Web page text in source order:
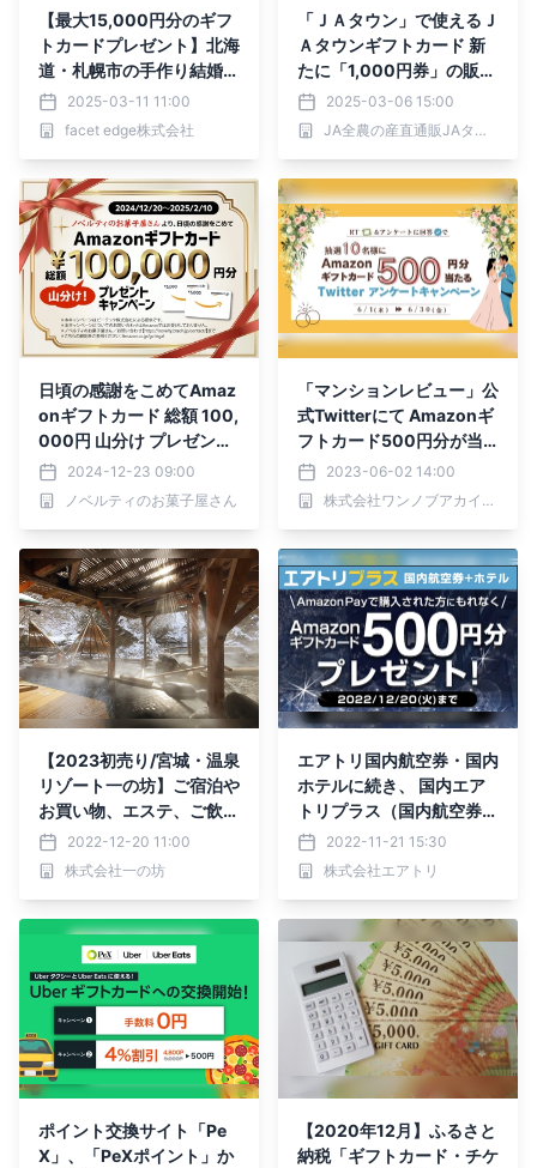
【最大15,000円分のギフ
トカードプレゼント】北海
道・札幌市の手作り結婚指
輪・婚約指輪・ペアリング
専門店の『工房Smith札
幌』｜お友達紹介キャンペ
2025-03-11 11:00
facet edge株式会社
「ＪＡタウン」で使えるＪ
Ａタウンギフトカード 新
たに「1,000円券」の販売
開始！2025-03-06 15:00
JA全農の産直通販JAタウン
日頃の感謝をこめてAmaz
onギフトカード 総額 100,
000円 山分け プレゼント
キャンペーン
2024-12-23 09:00
ノベルティのお菓子屋さん
「マンションレビュー」公
式Twitterにて Amazonギ
フトカード500円分が当
たるアンケートキャンペー
ン開催中
2023-06-02 14:00
株式会社ワンノブアカインド
【2023初売り/宮城・温泉
リゾート一の坊】ご宿泊や
お買い物、エステ、ご飲食
に使えるギフトカードが
Wポイントでお得！
2022-12-20 11:00
株式会社一の坊
エアトリ国内航空券・国内
ホテルに続き、 国内エア
トリプラス（国内航空券＋
ホテル）も、 Amazon Pa
y 利用者におトクなキャン
ペーンを実施!!
2022-11-21 15:30
株式会社エアトリ
ポイント交換サイト「Pe
X」、「PeXポイント」か
【2020年12月】ふるさと
納税「ギフトカード・チケ